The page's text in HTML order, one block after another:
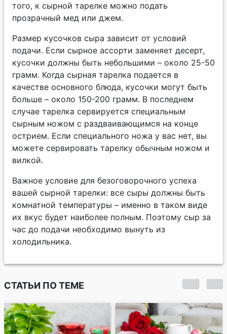
того, к сырной тарелке можно подать
прозрачный мед или джем.
Размер кусочков сыра зависит от условий
подачи. Если сырное ассорти заменяет десерт,
кусочки должны быть небольшими – около 25-50
грамм. Когда сырная тарелка подается в
качестве основного блюда, кусочки могут быть
больше – около 150-200 грамм. В последнем
случае тарелка сервируется специальным
сырным ножом с раздваивающимся на конце
острием. Если специального ножа у вас нет, вы
можете сервировать тарелку обычным ножом и
вилкой.
Важное условие для безоговорочного успеха
вашей сырной тарелки: все сыры должны быть
комнатной температуры – именно в таком виде
их вкус будет наиболее полным. Поэтому сыр за
час до подачи необходимо вынуть из
холодильника.
СТАТЬИ ПО ТЕМЕ